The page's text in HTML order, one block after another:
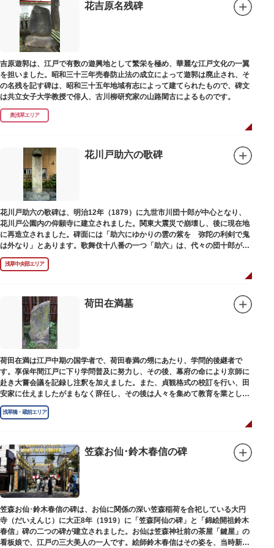
花吉原名残碑
吉原遊郭は、江戸で有数の遊興地として繁栄を極め、華麗な江戸文化の一翼
を担いました。昭和三十三年売春防止法の成立によって遊郭は廃止され、そ
の名残を記す碑は、昭和三十五年地域有志によって建てられたもので、碑文
は共立女子大学教授で俳人、古川柳研究家の山路閑古によるものです。
奥浅草エリア
花川戸助六の歌碑
花川戸助六の歌碑は、明治12年（1879）に九世市川団十郎が中心となり、
花川戸公園内の仰願寺に建立されました。関東大震災で崩壊し、後に現在地
に再造立されました。碑面には「助六にゆかりの雲の紫を 弥陀の利剣で鬼
は外なり」とあります。歌舞伎十八番の一つ「助六」は、代々の団十郎が伝
えていますが、助六の実像は不明です。
浅草中央部エリア
荷田在満墓
荷田在満は江戸中期の国学者で、荷田春満の甥にあたり、学問的後継者で
す。享保年間江戸に下り学問普及に努力し、その後、幕府の命により京師に
赴き大嘗会議を記録し注釈を加えました。また、貞観格式の校訂を行い、田
安家に仕えましたがまもなく辞任し、その後は人々を集めて教育を業としま
した。お墓は金竜寺（きんりゅうじ）境内にあります。
浅草橋・蔵前エリア
笠森お仙･鈴木春信の碑
笠森お仙･鈴木春信の碑は、お仙に関係の深い笠森稲荷を合祀している大円
寺（だいえんじ）に大正8年（1919）に「笠森阿仙の碑」と「錦絵開祖鈴木
春信」碑の二つの碑が建立されました。お仙は笠森神社前の茶屋「鍵屋」の
看板娘で、江戸の三大美人の一人です。絵師鈴木春信はその姿を、当時新し